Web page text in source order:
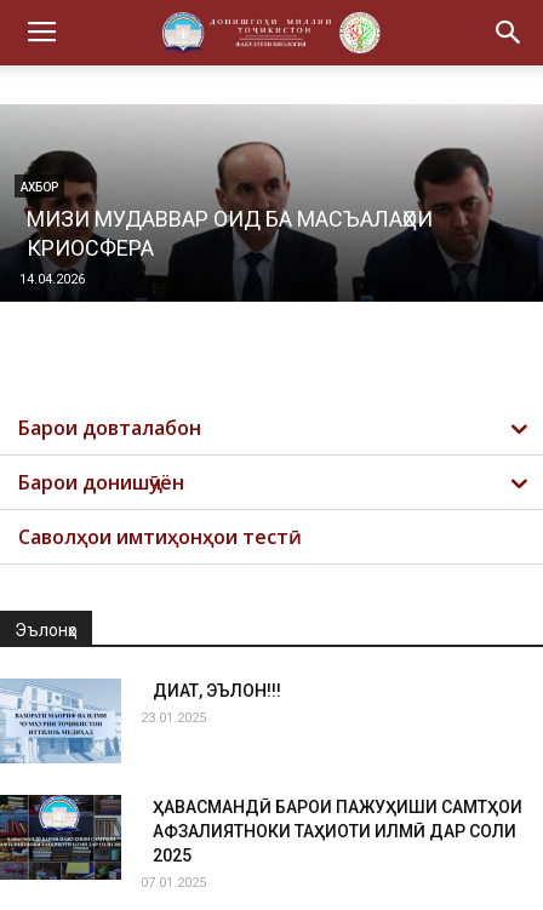
АХБОР
ТЕРРОРИЗМ ВА ЭКСТРЕМИЗМ – ТАҲДИД БА
РУШДИ ҶОМЕА
17.02.2026
Барои довталабон
Барои донишҷӯён
Саволҳои имтиҳонҳои тестӣ
Эълонҳо
ДИҚҚАТ, ЭЪЛОН!!!
23.01.2025
ҲАВАСМАНДӢ БАРОИ ПАЖУҲИШИ САМТҲОИ
АФЗАЛИЯТНОКИ ТАҲҚИҚОТИ ИЛМӢ ДАР СОЛИ
2025
07.01.2025